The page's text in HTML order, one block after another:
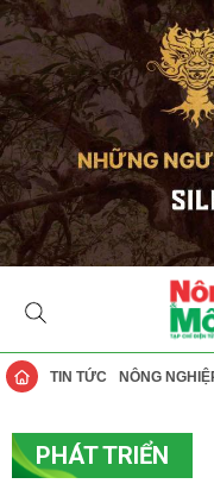
TIN TỨC NÔNG
PHÁT TRIỂN